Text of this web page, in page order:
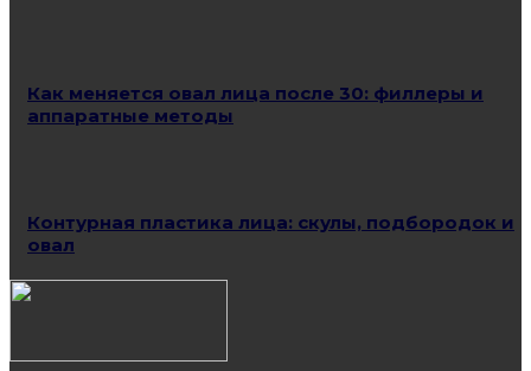
Как меняется овал лица после 30: филлеры и
аппаратные методы
Контурная пластика лица: скулы, подбородок и
овал